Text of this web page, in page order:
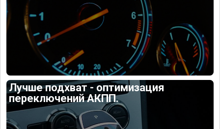
Лучше подхват - оптимизация
переключений АКПП.